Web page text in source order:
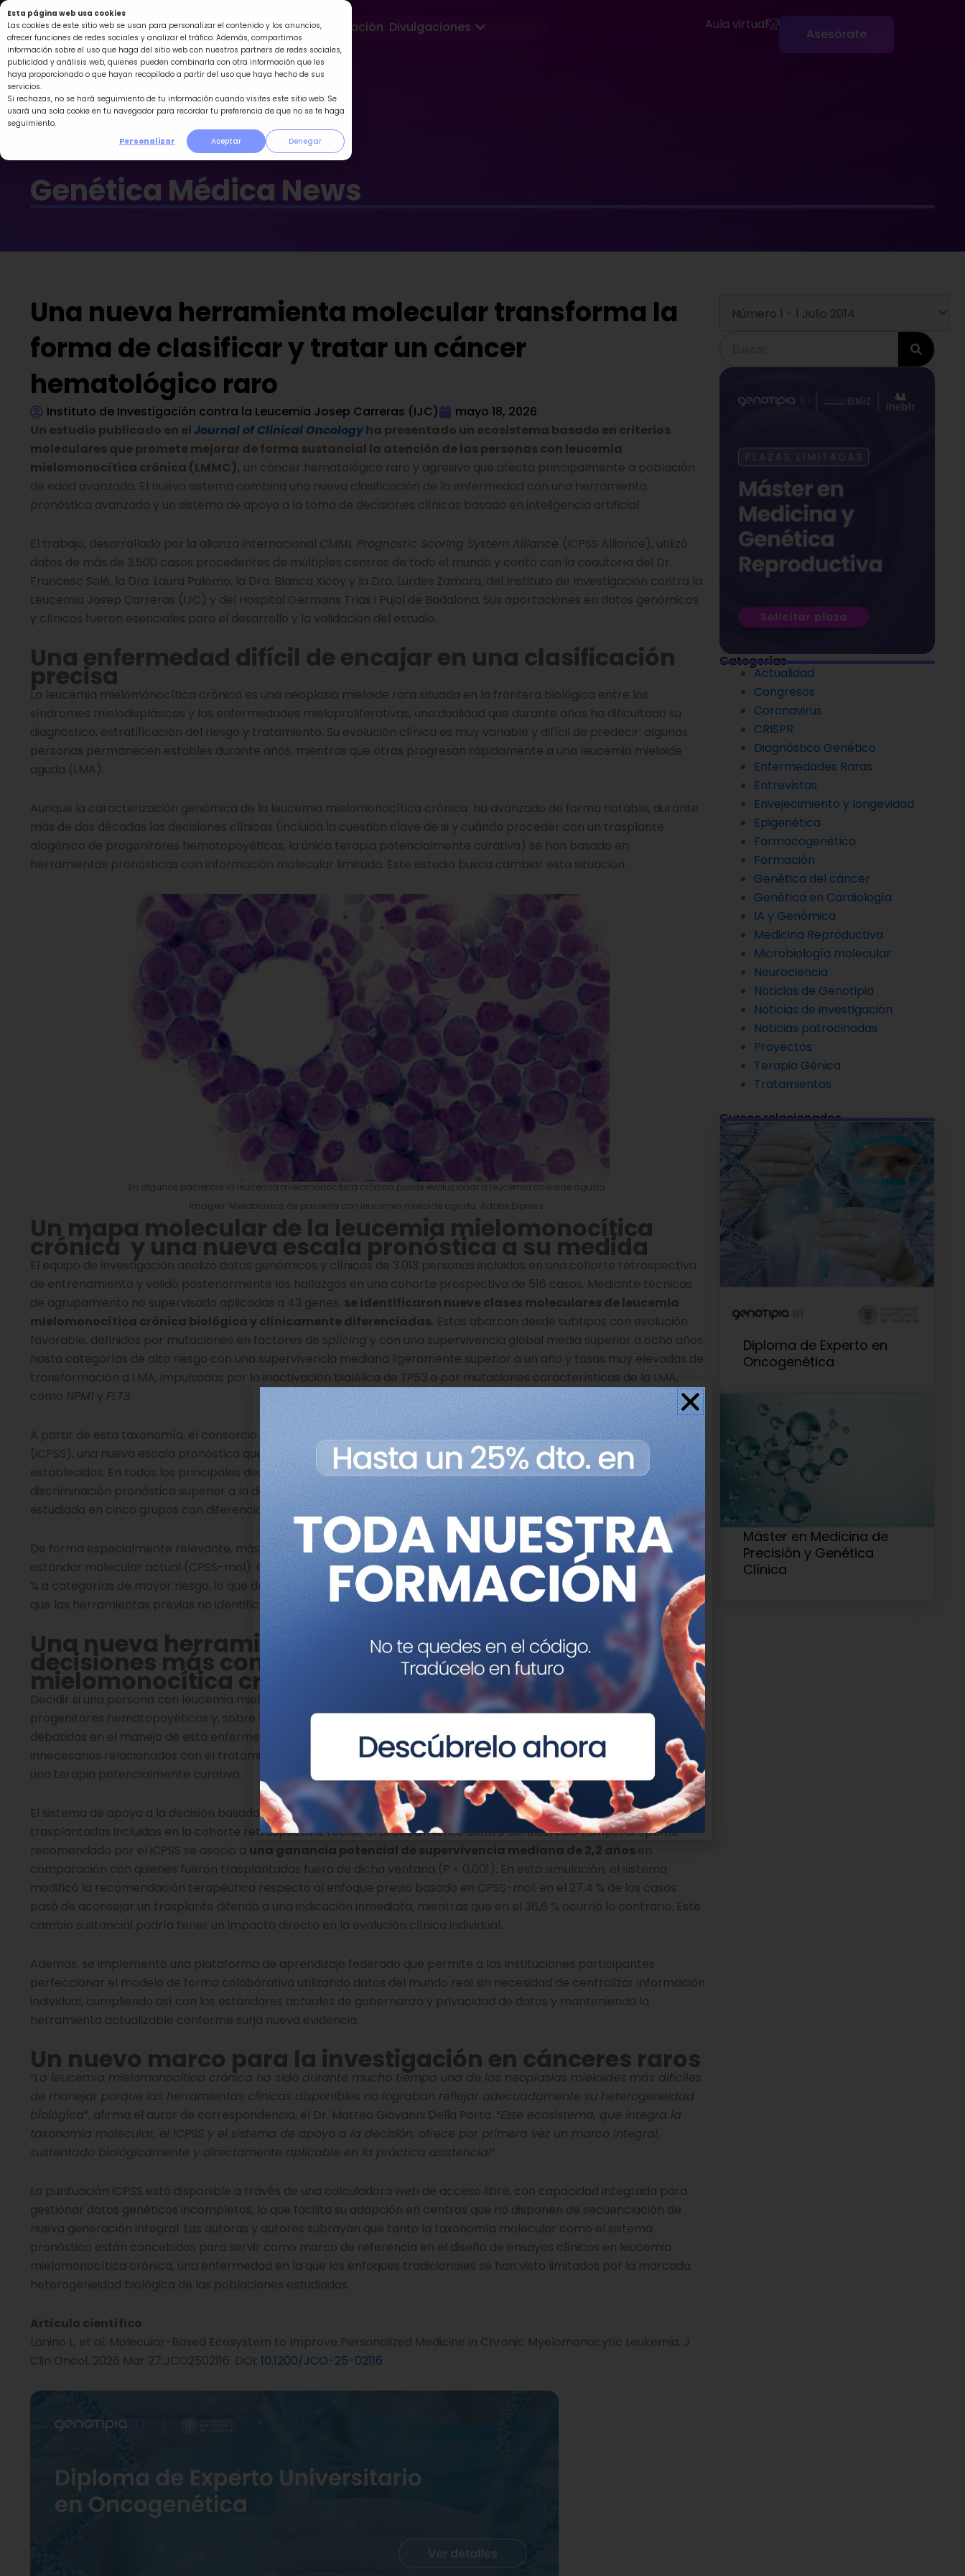
Esta página web usa cookies
Las cookies de este sitio web se usan para personalizar el contenido y los anuncios,
ofrecer funciones de redes sociales y analizar el tráfico. Además, compartimos
información sobre el uso que haga del sitio web con nuestros partners de redes sociales,
publicidad y análisis web, quienes pueden combinarla con otra información que les
haya proporcionado o que hayan recopilado a partir del uso que haya hecho de sus
servicios.
Si rechazas, no se hará seguimiento de tu información cuando visites este sitio web. Se
usará una sola cookie en tu navegador para recordar tu preferencia de que no se te haga
seguimiento.
Personalizar
Aceptar Denegar
Ir
al
contenido
Formación Divulgaciones Abrir Divulgaciones Aula virtual
Asesórate
Genética Médica News
Una nueva herramienta molecular transforma la
forma de clasificar y tratar un cáncer
hematológico raro
Instituto de Investigación contra la Leucemia Josep Carreras (IJC)
mayo 18, 2026
Un estudio publicado en el Journal of Clinical Oncologyha presentado un ecosistema basado en criterios
moleculares que promete mejorar de forma sustancial la atención de las personas con leucemia
mielomonocítica crónica (LMMC), un cáncer hematológico raro y agresivo que afecta principalmente a población
de edad avanzada. El nuevo sistema combina una nueva clasificación de la enfermedad con una herramienta
pronóstica avanzada y un sistema de apoyo a la toma de decisiones clínicas basado en inteligencia artificial.
El trabajo, desarrollado por la alianza internacional CMML Prognostic Scoring System Alliance (iCPSS Alliance), utilizó
datos de más de 3.500 casos procedentes de múltiples centros de todo el mundo y contó con la coautoría del Dr.
Francesc Solé, la Dra. Laura Palomo, la Dra. Blanca Xicoy y la Dra. Lurdes Zamora, del Instituto de Investigación contra la
Leucemia Josep Carreras (IJC) y del Hospital Germans Trias i Pujol de Badalona. Sus aportaciones en datos genómicos
y clínicos fueron esenciales para el desarrollo y la validación del estudio.
Una enfermedad difícil de encajar en una clasificación
precisa
La leucemia mielomonocítica crónica es una neoplasia mieloide rara situada en la frontera biológica entre los
síndromes mielodisplásicos y las enfermedades mieloproliferativas, una dualidad que durante años ha dificultado su
diagnóstico, estratificación del riesgo y tratamiento. Su evolución clínica es muy variable y difícil de predecir: algunas
personas permanecen estables durante años, mientras que otras progresan rápidamente a una leucemia mieloide
aguda (LMA).
Aunque la caracterización genómica de la leucemia mielomonocítica crónica ha avanzado de forma notable, durante
más de dos décadas las decisiones clínicas (incluida la cuestión clave de si y cuándo proceder con un trasplante
alogénico de progenitores hematopoyéticos, la única terapia potencialmente curativa) se han basado en
herramientas pronósticas con información molecular limitada. Este estudio busca cambiar esta situación.
En algunos pacientes la leucemia mielomonocítica crónica puede evolucionar a leucemia mieloide aguda.
Imagen: Mieloblastos de paciente con leucemia mieloide aguda. Adobe Express.
Un mapa molecular de la leucemia mielomonocítica
crónica y una nueva escala pronóstica a su medida
El equipo de investigación analizó datos genómicos y clínicos de 3.013 personas incluidas en una cohorte retrospectiva
de entrenamiento y validó posteriormente los hallazgos en una cohorte prospectiva de 516 casos. Mediante técnicas
de agrupamiento no supervisado aplicadas a 43 genes, se identificaron nueve clases moleculares de leucemia
mielomonocítica crónica biológica y clínicamente diferenciadas. Estas abarcan desde subtipos con evolución
favorable, definidos por mutaciones en factores de splicing y con una supervivencia global media superior a ocho años,
hasta categorías de alto riesgo con una supervivencia mediana ligeramente superior a un año y tasas muy elevadas de
transformación a LMA, impulsadas por la inactivación bialélica de TP53 o por mutaciones características de la LMA,
como NPM1 y FLT3.
A partir de esta taxonomía, el consorcio desarrolló y validó el
International CMML Prognostic Scoring System
(iCPSS), una nueva escala pronóstica que integra mutaciones en nueve genes junto con parámetros hematológicos ya
establecidos. En todos los principales desenlaces clínicos evaluados, el iCPSS demostró una capacidad de
discriminación pronóstica superior a la de los modelos de riesgo existentes, permitiendo estratificar a la población
estudiada en cinco grupos con diferencias muy marcadas en supervivencia.
De forma especialmente relevante, más de la mitad de los casos fueron reclasificados al aplicar el iCPSS en lugar del
estándar molecular actual (CPSS-mol). Con la nueva estratificación, el 35 % pasó a categorías de menor riesgo y el 20
% a categorías de mayor riesgo, lo que demuestra que el nuevo sistema capta información clínicamente significativa
que las herramientas previas no identificaban.
Una nueva herramienta para abordar una de las
decisiones más complejas en la leucemia
mielomonocítica crónica: cuándo trasplantar
Decidir si una persona con leucemia mielomonocítica crónica debe someterse a un trasplante alogénico de
progenitores hematopoyéticos y, sobre todo, en qué momento hacerlo, es una de las cuestiones más trascendentes y
debatidas en el manejo de esta enfermedad. Hacer la intervención demasiado pronto puede exponer a riesgos
innecesarios relacionados con el tratamiento; hacerla demasiado tarde puede hacer perder la oportunidad de aplicar
una terapia potencialmente curativa.
El sistema de apoyo a la decisión basado en el iCPSS mejoró sustancialmente esta valoración. Entre las 829 personas
trasplantadas incluidas en la cohorte retrospectiva, recibir el procedimiento dentro del intervalo temporal óptimo
recomendado por el iCPSS se asoció a una ganancia potencial de supervivencia mediana de 2,2 años en
comparación con quienes fueron trasplantadas fuera de dicha ventana (P < 0,001). En esta simulación, el sistema
modificó la recomendación terapéutica respecto al enfoque previo basado en CPSS-mol: en el 27,4 % de los casos
pasó de aconsejar un trasplante diferido a una indicación inmediata, mientras que en el 36,6 % ocurrió lo contrario. Este
cambio sustancial podría tener un impacto directo en la evolución clínica individual.
Además, se implementó una plataforma de aprendizaje federado que permite a las instituciones participantes
perfeccionar el modelo de forma colaborativa utilizando datos del mundo real sin necesidad de centralizar información
individual, cumpliendo así con los estándares actuales de gobernanza y privacidad de datos y manteniendo la
herramienta actualizable conforme surja nueva evidencia.
Un nuevo marco para la investigación en cánceres raros
“La leucemia mielomonocítica crónica ha sido durante mucho tiempo una de las neoplasias mieloides más difíciles
de manejar porque las herramientas clínicas disponibles no lograban reflejar adecuadamente su heterogeneidad
biológica”, afirma el autor de correspondencia, el Dr. Matteo Giovanni Della Porta. “Este ecosistema, que integra la
taxonomía molecular, el iCPSS y el sistema de apoyo a la decisión, ofrece por primera vez un marco integral,
sustentado biológicamente y directamente aplicable en la práctica asistencial”.
La puntuación iCPSS está disponible a través de una calculadora web de acceso libre, con capacidad integrada para
gestionar datos genéticos incompletos, lo que facilita su adopción en centros que no disponen de secuenciación de
nueva generación integral. Las autoras y autores subrayan que tanto la taxonomía molecular como el sistema
pronóstico están concebidos para servir como marco de referencia en el diseño de ensayos clínicos en leucemia
mielomonocítica crónica, una enfermedad en la que los enfoques tradicionales se han visto limitados por la marcada
heterogeneidad biológica de las poblaciones estudiadas.
Artículo científico
Lanino L, et al. Molecular-Based Ecosystem to Improve Personalized Medicine in Chronic Myelomonocytic Leukemia. J
Clin Oncol. 2026 Mar 27:JCO2502116. DOI: 10.1200/JCO-25-02116
Categorías
Actualidad
Congresos
Coronavirus
CRISPR
Diagnóstico Genético
Enfermedades Raras
Entrevistas
Envejecimiento y longevidad
Epigenética
Farmacogenética
Formación
Genética del cáncer
Genética en Cardiología
IA y Genómica
Medicina Reproductiva
Microbiología molecular
Neurociencia
Noticias de Genotipia
Noticias de investigación
Noticias patrocinadas
Proyectos
Terapia Génica
Tratamientos
Cursos relacionados
Diploma de Experto en
Oncogenética
Máster en Medicina de
Precisión y Genética
Clínica